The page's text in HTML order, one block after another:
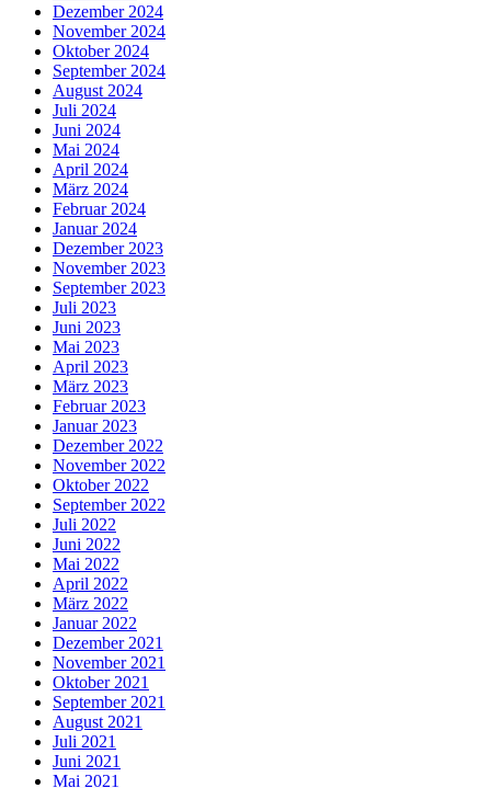
Dezember 2024
November 2024
Oktober 2024
September 2024
August 2024
Juli 2024
Juni 2024
Mai 2024
April 2024
März 2024
Februar 2024
Januar 2024
Dezember 2023
November 2023
September 2023
Juli 2023
Juni 2023
Mai 2023
April 2023
März 2023
Februar 2023
Januar 2023
Dezember 2022
November 2022
Oktober 2022
September 2022
Juli 2022
Juni 2022
Mai 2022
April 2022
März 2022
Januar 2022
Dezember 2021
November 2021
Oktober 2021
September 2021
August 2021
Juli 2021
Juni 2021
Mai 2021